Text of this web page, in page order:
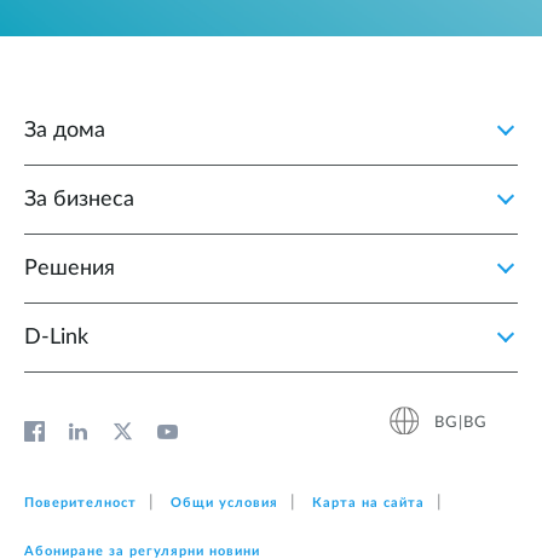
За дома
За бизнеса
Решения
D‑Link
BG|BG
Поверителност Общи условия Карта на сайта
Абониране за регулярни новини